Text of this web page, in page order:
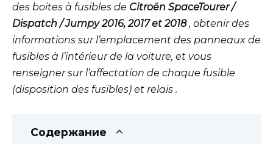
des boites à fusibles de Citroën SpaceTourer /
Dispatch / Jumpy 2016, 2017 et 2018, obtenir des
informations sur l’emplacement des panneaux de
fusibles à l’intérieur de la voiture, et vous
renseigner sur l’affectation de chaque fusible
(disposition des fusibles) et relais .
Содержание